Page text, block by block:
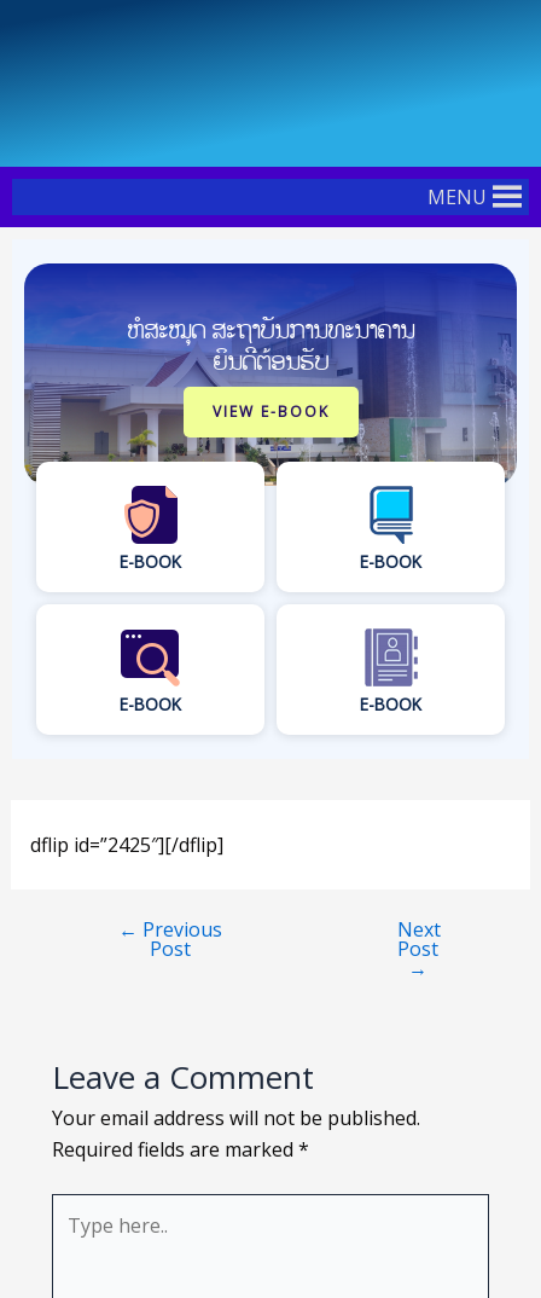
MENU
ຫໍສະໝຸດ ສະຖາບັນການທະນາຄານ
ຍິນດີຕ້ອນຮັບ
VIEW E-BOOK
E-BOOK E-BOOK
E-BOOK E-BOOK
dflip id=”2425″][/dflip]
← Previous
Post
Next
Post
→
Leave a Comment
Your email address will not be published.
Required fields are marked *
here..